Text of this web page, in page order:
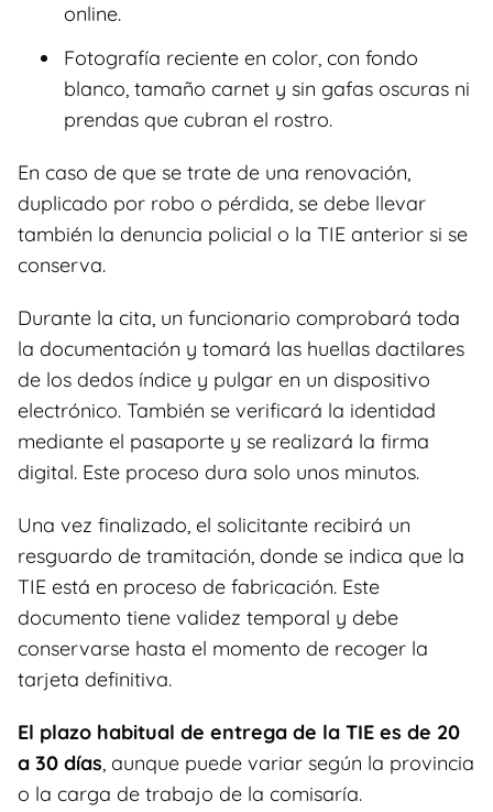
online.
Fotografía reciente en color, con fondo
blanco, tamaño carnet y sin gafas oscuras ni
prendas que cubran el rostro.
En caso de que se trate de una renovación,
duplicado por robo o pérdida, se debe llevar
también la denuncia policial o la TIE anterior si se
conserva.
Durante la cita, un funcionario comprobará toda
la documentación y tomará las huellas dactilares
de los dedos índice y pulgar en un dispositivo
electrónico. También se verificará la identidad
mediante el pasaporte y se realizará la firma
digital. Este proceso dura solo unos minutos.
Una vez finalizado, el solicitante recibirá un
resguardo de tramitación, donde se indica que la
TIE está en proceso de fabricación. Este
documento tiene validez temporal y debe
conservarse hasta el momento de recoger la
tarjeta definitiva.
El plazo habitual de entrega de la TIE es de 20
a 30 días, aunque puede variar según la provincia
o la carga de trabajo de la comisaría.